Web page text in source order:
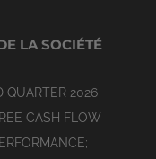
LA SOCIÉTÉ
QUARTER 2026
CASH FLOW